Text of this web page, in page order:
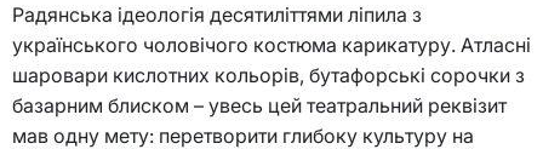
Радянська ідеологія десятиліттями ліпила з
українського чоловічого костюма карикатуру. Атласні
шаровари кислотних кольорів, бутафорські сорочки з
базарним блиском – увесь цей театральний реквізит
мав одну мету: перетворити глибоку культуру на